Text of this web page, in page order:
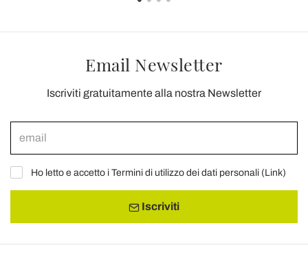
Email Newsletter
Iscriviti gratuitamente alla nostra Newsletter
Ho letto e accetto i Termini di utilizzo dei dati personali (Link)
Iscriviti